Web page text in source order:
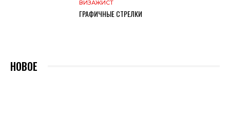
ВИЗАЖИСТ
ГРАФИЧНЫЕ СТРЕЛКИ
НОВОЕ